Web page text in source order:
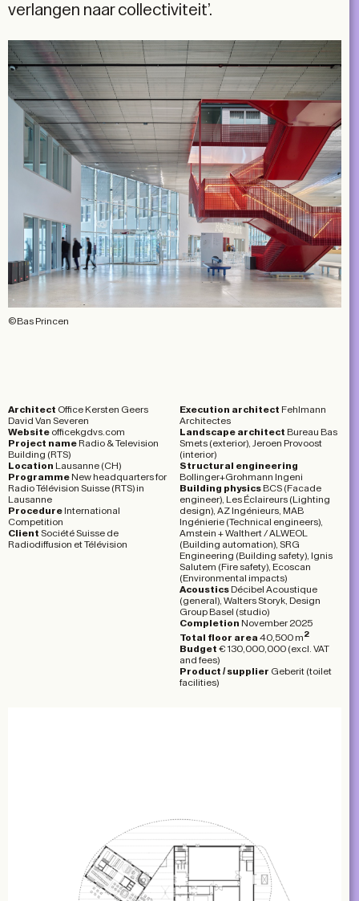
verlangen naar collectiviteit’.
©Bas Princen
Architect Office Kersten Geers
David Van Severen
Website officekgdvs.com
Project name Radio & Television
Building (RTS)
Location Lausanne (CH)
Programme New headquarters for
Radio Télévision Suisse (RTS) in
Lausanne
Procedure International
Competition
Client Société Suisse de
Radiodiffusion et Télévision
Execution architect Fehlmann
Architectes
Landscape architect Bureau Bas
Smets (exterior), Jeroen Provoost
(interior)
Structural engineering
Bollinger+Grohmann Ingeni
Building physics BCS (Facade
engineer), Les Éclaireurs (Lighting
design), AZ Ingénieurs, MAB
Ingénierie (Technical engineers),
Amstein + Walthert / ALWEOL
(Building automation), SRG
Engineering (Building safety), Ignis
Salutem (Fire safety), Ecoscan
(Environmental impacts)
Acoustics Décibel Acoustique
(general), Walters Storyk, Design
Group Basel (studio)
Completion November 2025
Total floor area 40,500 m 2
Budget € 130,000,000 (excl. VAT
and fees)
Product / supplier Geberit (toilet
facilities)